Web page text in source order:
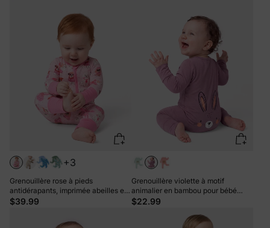
cheveux, couleur abricot
+3
Grenouillère rose à pieds
antidérapants, imprimée abeilles et
unie, pour bébé garçon/fille (lot de
$39.99
Grenouillère violette à motif
animalier en bambou pour bébé
garçon/fille, fermeture éclair double
$22.99